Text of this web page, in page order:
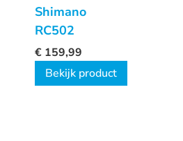
Shimano
RC502
€ 159,99
Bekijk product